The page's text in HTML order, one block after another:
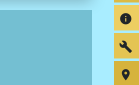
info
build
room